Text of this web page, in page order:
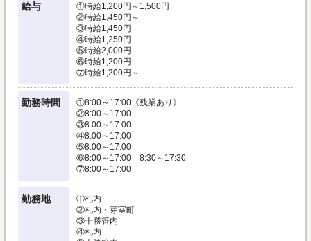
給与
①時給1,200円～1,500円
②時給1,450円～
③時給1,450円
④時給1,250円
⑤時給2,000円
⑥時給1,200円
⑦時給1,200円～
勤務時間
①8:00～17:00《残業あり》
②8:00～17:00
③8:00～17:00
④8:00～17:00
⑤8:00～17:00
⑥8:00～17:00 8:30～17:30
⑦8:00～17:00
勤務地
①札内
②札内・芽室町
③十勝管内
④札内